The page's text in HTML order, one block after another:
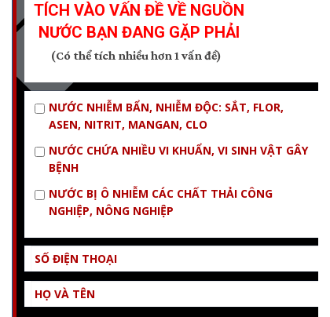
TÍCH VÀO VẤN ĐỀ VỀ NGUỒN
NƯỚC BẠN ĐANG GẶP PHẢI
(Có thể tích nhiều hơn 1 vấn đề)
NƯỚC NHIỄM BẨN, NHIỄM ĐỘC: SẮT, FLOR,
ASEN, NITRIT, MANGAN, CLO
NƯỚC CHỨA NHIỀU VI KHUẨN, VI SINH VẬT GÂY
BỆNH
NƯỚC BỊ Ô NHIỄM CÁC CHẤT THẢI CÔNG
NGHIỆP, NÔNG NGHIỆP